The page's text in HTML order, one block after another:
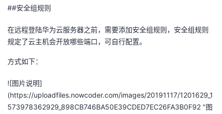
主
页
的
开
我
##安全组规则
在远程登陆华为云服务器之前，需要添加安全组规则，安全组规则
规定了云主机会开放哪些端口，可自行配置。
方式如下：
![图片说明]
(https://uploadfiles.nowcoder.com/images/20191117/1201629_1
573978362929_898CB746BA50E39CDED7EC26FA3B0F92 "图